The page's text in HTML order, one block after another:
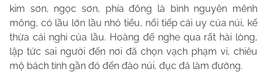
kim sơn, ngọc sơn, phía đông là bình nguyên mênh
mông, có lầu lớn lầu nhỏ tiểu, nối tiếp cái uy của núi, kế
thừa cái nghi của lầu. Hoàng đế nghe qua rất hài lòng,
lập tức sai người đến nơi đã chọn vạch phạm vi, chiêu
mộ bách tính gần đó đến đào núi, đục đá làm đường.